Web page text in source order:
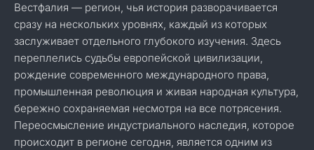
Вестфалия — регион, чья история разворачивается
сразу на нескольких уровнях, каждый из которых
заслуживает отдельного глубокого изучения. Здесь
переплелись судьбы европейской цивилизации,
рождение современного международного права,
промышленная революция и живая народная культура,
бережно сохраняемая несмотря на все потрясения.
Переосмысление индустриального наследия, которое
происходит в регионе сегодня, является одним из